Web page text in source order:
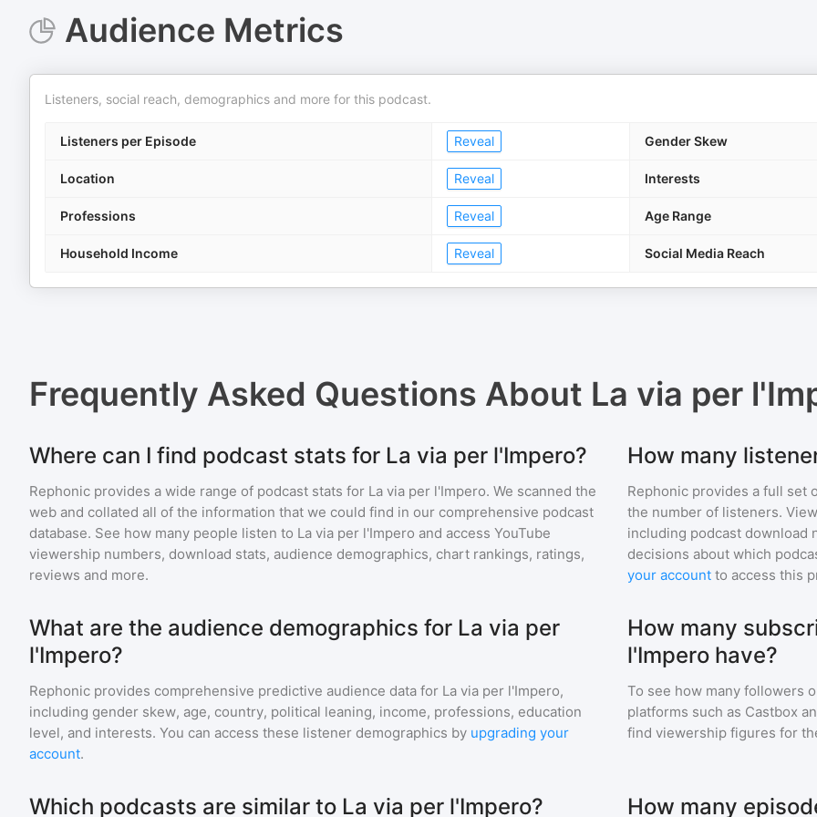
Audience Metrics
Listeners, social reach, demographics and more for this podcast.
Listeners per Episode Reveal Gender Skew
Location Reveal Interests
Professions Reveal Age Range
Household Income Reveal Social Media Reach
Frequently Asked Questions About La via per
Where can I find podcast stats for La via per l'Impero?
Rephonic provides a wide range of podcast stats for La via per l'Impero. We scanned the
web and collated all of the information that we could find in our comprehensive podcast
database. See how many people listen to La via per l'Impero and access YouTube
viewership numbers, download stats, audience demographics, chart rankings, ratings,
reviews and more.
How many
Rephonic provides a full set
the number of listeners.
including podcast download
decisions about which
your account to access this
What are the audience demographics for La via per
l'Impero?
Rephonic provides comprehensive predictive audience data for La via per l'Impero,
including gender skew, age, country, political leaning, income, professions, education
level, and interests. You can access these listener demographics by upgrading your
account.
How many
l'Impero have?
To see how many followers
platforms such as Castbox
find viewership figures for
Which podcasts are similar to La via per l'Impero? How many